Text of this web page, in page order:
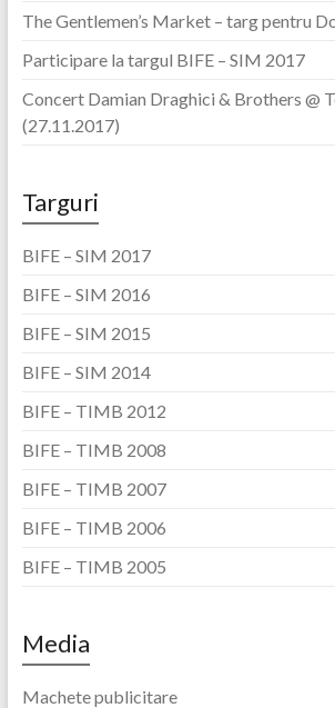
The Gentlemen’s Market – targ pentru
Participare la targul BIFE – SIM 2017
Concert Damian Draghici & Brothers @
(27.11.2017)
Targuri
BIFE – SIM 2017
BIFE – SIM 2016
BIFE – SIM 2015
BIFE – SIM 2014
BIFE – TIMB 2012
BIFE – TIMB 2008
BIFE – TIMB 2007
BIFE – TIMB 2006
BIFE – TIMB 2005
Media
Machete publicitare